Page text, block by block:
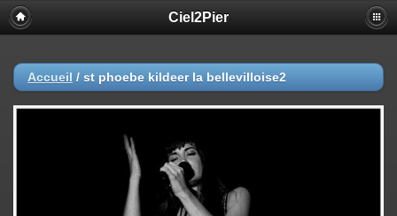
Ciel2Pier
Accueil / st phoebe kildeer la bellevilloise2